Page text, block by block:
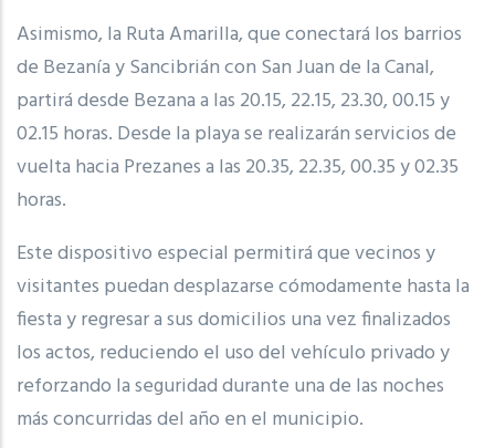
Asimismo, la Ruta Amarilla, que conectará los barrios
de Bezanía y Sancibrián con San Juan de la Canal,
partirá desde Bezana a las 20.15, 22.15, 23.30, 00.15 y
02.15 horas. Desde la playa se realizarán servicios de
vuelta hacia Prezanes a las 20.35, 22.35, 00.35 y 02.35
horas.
Este dispositivo especial permitirá que vecinos y
visitantes puedan desplazarse cómodamente hasta la
fiesta y regresar a sus domicilios una vez finalizados
los actos, reduciendo el uso del vehículo privado y
reforzando la seguridad durante una de las noches
más concurridas del año en el municipio.